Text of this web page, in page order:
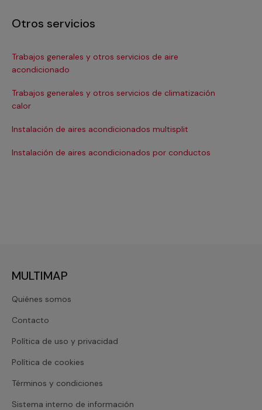
Otros servicios
Trabajos generales y otros servicios de aire
acondicionado
Trabajos generales y otros servicios de climatización
calor
Instalación de aires acondicionados multisplit
Instalación de aires acondicionados por conductos
MULTIMAP
Quiénes somos
Contacto
Política de uso y privacidad
Política de cookies
Términos y condiciones
Sistema interno de información